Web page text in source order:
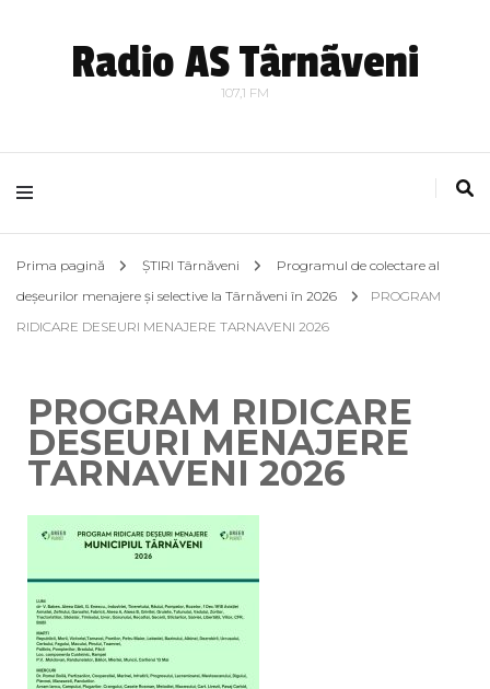
Radio AS Târnãveni
107,1 FM
Prima pagină ȘTIRI Târnăveni
Programul de colectare al
deșeurilor menajere și selective la Târnăveni în 2026
PROGRAM
RIDICARE DESEURI MENAJERE TARNAVENI 2026
PROGRAM RIDICARE
DESEURI MENAJERE
TARNAVENI 2026